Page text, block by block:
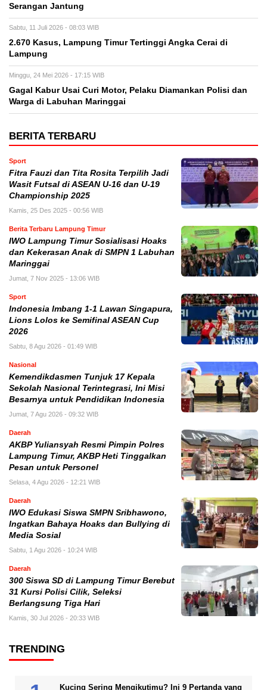
Serangan Jantung
Sabtu, 11 Juli 2026 - 08:03 WIB
2.670 Kasus, Lampung Timur Tertinggi Angka Cerai di
Lampung
Minggu, 24 Mei 2026 - 17:15 WIB
Gagal Kabur Usai Curi Motor, Pelaku Diamankan Polisi dan
Warga di Labuhan Maringgai
BERITA TERBARU
Sport
Fitra Fauzi dan Tita Rosita Terpilih Jadi
Wasit Futsal di ASEAN U-16 dan U-19
Championship 2025
Kamis, 25 Des 2025 - 00:56 WIB
Berita Terbaru Lampung Timur
IWO Lampung Timur Sosialisasi Hoaks
dan Kekerasan Anak di SMPN 1 Labuhan
Maringgai
Jumat, 7 Nov 2025 - 13:06 WIB
Sport
Indonesia Imbang 1-1 Lawan Singapura,
Lions Lolos ke Semifinal ASEAN Cup
2026
Sabtu, 8 Agu 2026 - 01:49 WIB
Nasional
Kemendikdasmen Tunjuk 17 Kepala
Sekolah Nasional Terintegrasi, Ini Misi
Besarnya untuk Pendidikan Indonesia
Jumat, 7 Agu 2026 - 09:32 WIB
Daerah
AKBP Yuliansyah Resmi Pimpin Polres
Lampung Timur, AKBP Heti Tinggalkan
Pesan untuk Personel
Selasa, 4 Agu 2026 - 12:21 WIB
Daerah
IWO Edukasi Siswa SMPN Sribhawono,
Ingatkan Bahaya Hoaks dan Bullying di
Media Sosial
Sabtu, 1 Agu 2026 - 10:24 WIB
Daerah
300 Siswa SD di Lampung Timur Berebut
31 Kursi Polisi Cilik, Seleksi
Berlangsung Tiga Hari
Kamis, 30 Jul 2026 - 20:33 WIB
TRENDING
Kucing Sering Mengikutimu? Ini 9 Pertanda yang